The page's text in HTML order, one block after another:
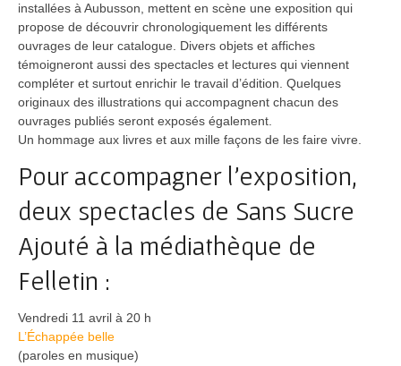
installées à Aubusson, mettent en scène une exposition qui
propose de découvrir chronologiquement les différents
ouvrages de leur catalogue. Divers objets et affiches
témoigneront aussi des spectacles et lectures qui viennent
compléter et surtout enrichir le travail d’édition. Quelques
originaux des illustrations qui accompagnent chacun des
ouvrages publiés seront exposés également.
Un hommage aux livres et aux mille façons de les faire vivre.
Pour accompagner l’exposition,
deux spectacles de Sans Sucre
Ajouté à la médiathèque de
Felletin :
Vendredi 11 avril à 20 h
L’Échappée belle
(paroles en musique)